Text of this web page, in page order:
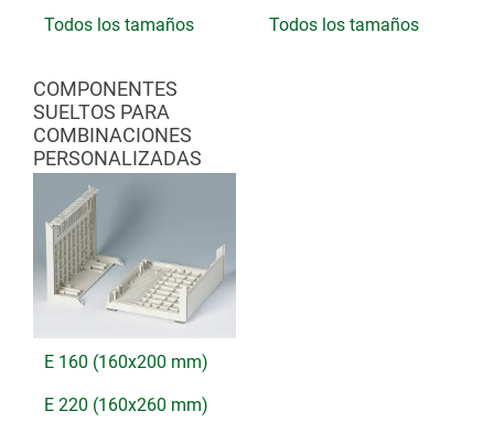
Todos los tamaños Todos los tamaños
COMPONENTES
SUELTOS PARA
COMBINACIONES
PERSONALIZADAS
E 160 (160x200 mm)
E 220 (160x260 mm)